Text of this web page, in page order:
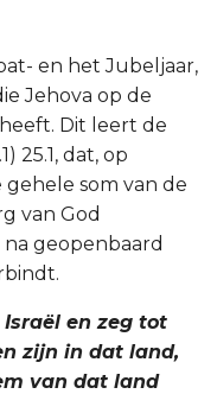
en het Jubeljaar,
Jehova op de
Dit leert de
25.1, dat, op
gehele som van de
van God
geopenbaard
en zeg tot
zijn in dat land,
van dat land